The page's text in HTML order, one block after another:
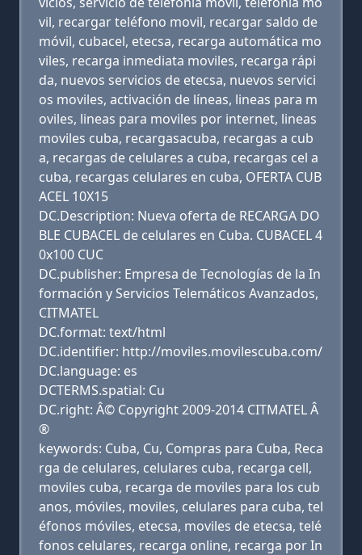
vil, recargar teléfono movil, recargar saldo de
móvil, cubacel, etecsa, recarga automática mo
viles, recarga inmediata moviles, recarga rápi
da, nuevos servicios de etecsa, nuevos servici
os moviles, activación de líneas, lineas para m
oviles, lineas para moviles por internet, lineas
moviles cuba, recargasacuba, recargas a cub
a, recargas de celulares a cuba, recargas cel a
cuba, recargas celulares en cuba, OFERTA CUB
ACEL 10X15
DC.Description: Nueva oferta de RECARGA DO
BLE CUBACEL de celulares en Cuba. CUBACEL 4
0x100 CUC
DC.publisher: Empresa de Tecnologías de la In
formación y Servicios Telemáticos Avanzados,
CITMATEL
DC.format: text/html
DC.identifier: http://moviles.movilescuba.com/
DC.language: es
DCTERMS.spatial: Cu
DC.right: Â© Copyright 2009-2014 CITMATEL Â
®
keywords: Cuba, Cu, Compras para Cuba, Reca
rga de celulares, celulares cuba, recarga cell,
moviles cuba, recarga de moviles para los cub
anos, móviles, moviles, celulares para cuba, tel
éfonos móviles, etecsa, moviles de etecsa, telé
fonos celulares, recarga online, recarga por In